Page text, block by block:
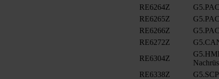
RE6264Z
RE6265Z
RE6266Z
RE6272Z
RE6304Z
RE6338Z